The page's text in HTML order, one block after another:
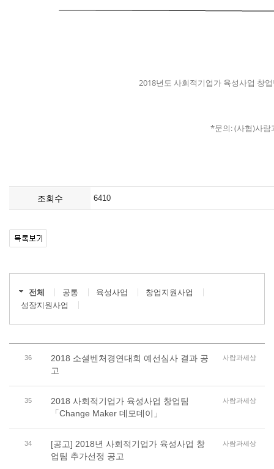
2018년도 사회적기업가 육성사업 창
*문의: (사협)사람
조회수 6410
전체 공통 육성사업
창업지원사업
성장지원사업
36
2018 소셜벤처경연대회 예선심사 결과 공
고
사람과세상
35
2018 사회적기업가 육성사업 창업팀
「Change Maker 데모데이」
사람과세상
34
[공고] 2018년 사회적기업가 육성사업 창
업팀 추가선정 공고
사람과세상